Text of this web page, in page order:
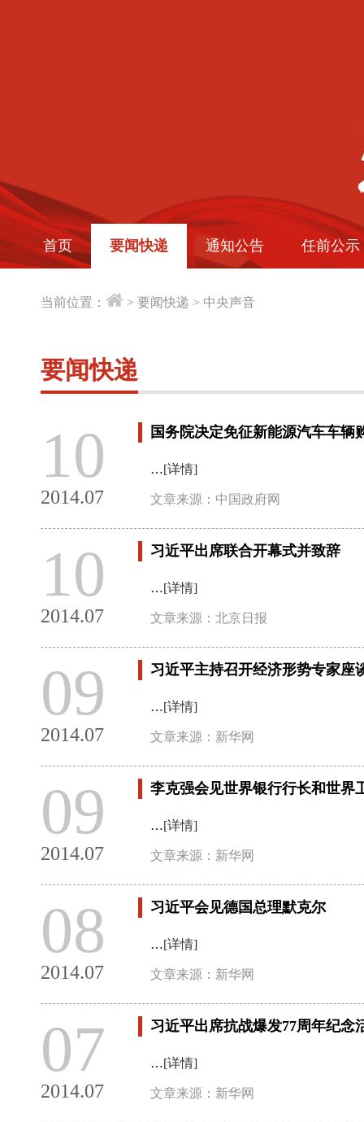
首页 要闻快递 通知公告 任前公示
当前位置： > 要闻快递 > 中央声音
要闻快递
10
2014.07
国务院决定免征新能源汽车车辆
…[详情]
文章来源：中国政府网
10
2014.07
习近平出席联合开幕式并致辞
…[详情]
文章来源：北京日报
09
2014.07
习近平主持召开经济形势专家座
…[详情]
文章来源：新华网
09
2014.07
李克强会见世界银行行长和世界
…[详情]
文章来源：新华网
08
2014.07
习近平会见德国总理默克尔
…[详情]
文章来源：新华网
07
2014.07
习近平出席抗战爆发77周年纪念
…[详情]
文章来源：新华网